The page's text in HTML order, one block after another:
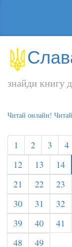
знайди книгу
Читай онлайн!
1 2 3 4
12
13 14
21
22 23
30
31 32
39
40 41
48
49